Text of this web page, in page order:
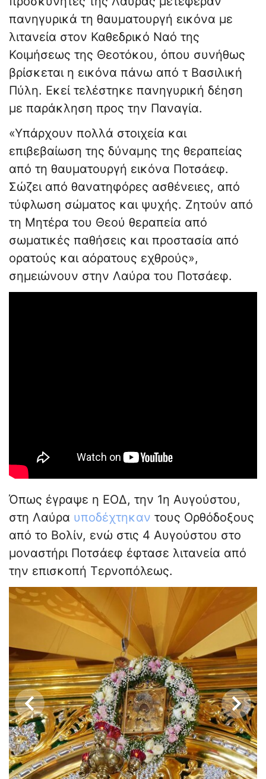
πανηγυρικά τη θαυματουργή εικόνα με
λιτανεία στον Καθεδρικό Ναό της
Κοιμήσεως της Θεοτόκου, όπου συνήθως
βρίσκεται η εικόνα πάνω από τ Βασιλική
Πύλη. Εκεί τελέστηκε πανηγυρική δέηση
με παράκληση προς την Παναγία.
«Υπάρχουν πολλά στοιχεία και
επιβεβαίωση της δύναμης της θεραπείας
από τη θαυματουργή εικόνα Ποτσάεφ.
Σώζει από θανατηφόρες ασθένειες, από
τύφλωση σώματος και ψυχής. Ζητούν από
τη Μητέρα του Θεού θεραπεία από
σωματικές παθήσεις και προστασία από
ορατούς και αόρατους εχθρούς»,
σημειώνουν στην Λαύρα του Ποτσάεφ.
Όπως έγραψε η ΕΟΔ, την 1η Αυγούστου,
στη Λαύρα υποδέχτηκαν τους Ορθόδοξους
από το Βολίν, ενώ στις 4 Αυγούστου στο
μοναστήρι Ποτσάεφ έφτασε λιτανεία από
την επισκοπή Τερνοπόλεως.